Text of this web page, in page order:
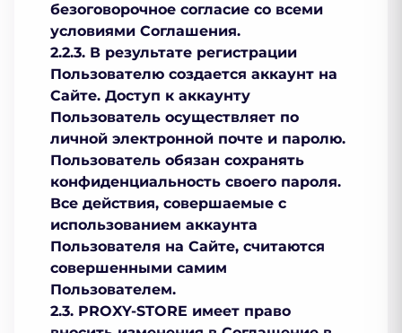
безоговорочное согласие со всеми
условиями Соглашения.
2.2.3. В результате регистрации
Пользователю создается аккаунт на
Сайте. Доступ к аккаунту
Пользователь осуществляет по
личной электронной почте и паролю.
Пользователь обязан сохранять
конфиденциальность своего пароля.
Все действия, совершаемые с
использованием аккаунта
Пользователя на Сайте, считаются
совершенными самим
Пользователем.
2.3. PROXY-STORE имеет право